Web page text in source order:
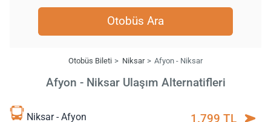
Otobüs Ara
Otobüs Bileti Niksar Afyon - Niksar
Afyon - Niksar Ulaşım Alternatifleri
Niksar - Afyon 1.799 TL